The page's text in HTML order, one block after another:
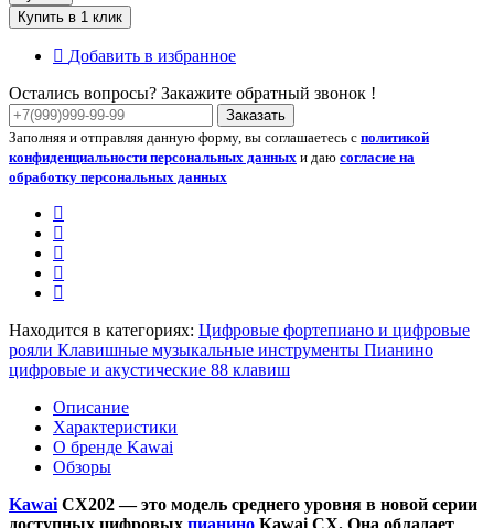
Купить в 1 клик
Добавить в избранное
Остались вопросы? Закажите обратный звонок !
Заказать
Заполняя и отправляя данную форму, вы соглашаетесь с политикой
конфиденциальности персональных данных и даю согласие на
обработку персональных данных
Находится в категориях: Цифровые фортепиано и цифровые
рояли Клавишные музыкальные инструменты Пианино
цифровые и акустические 88 клавиш
Описание
Характеристики
О бренде Kawai
Обзоры
KawaiCX202 — это модель среднего уровня в новой серии